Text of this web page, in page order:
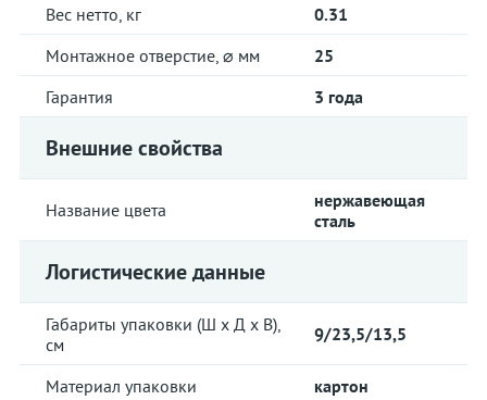
Вес нетто, кг
0.31
Монтажное отверстие, ⌀ мм
25
Гарантия
3 года
Внешние свойства
Название цвета
нержавеющая
сталь
Логистические данные
Габариты упаковки (Ш х Д х В),
см
9/23,5/13,5
Материал упаковки
картон